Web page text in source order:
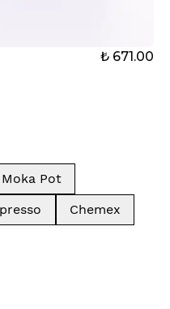
₺ 671.00
Moka Pot
Chemex